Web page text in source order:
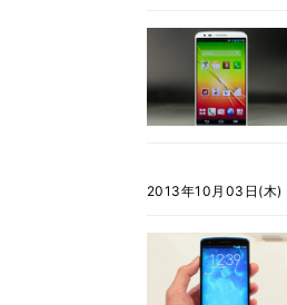
2013年10月03日(木)